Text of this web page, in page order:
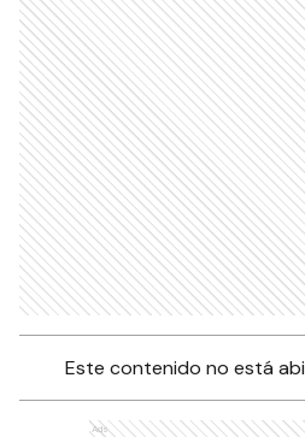
Este contenido no está
Ads